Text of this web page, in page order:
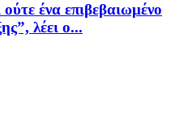
ένα επιβεβαιωμένο
λέει ο...